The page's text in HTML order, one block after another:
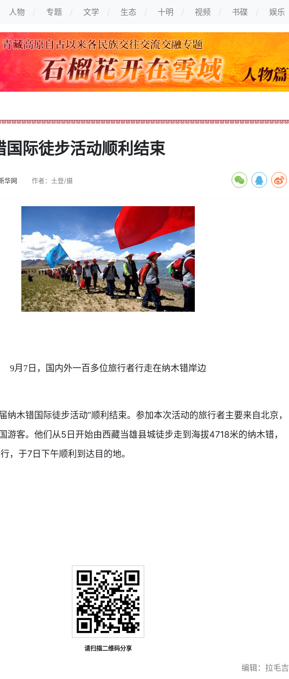
人物 专题 文学 生态 十明 视频 书碟 娱乐
国际徒步活动顺利结束
华网 作者：土登/摄
9月7日，国内外一百多位旅行者行走在纳木错岸边
纳木错国际徒步活动”顺利结束。参加本次活动的旅行者主要来自北京，
游客。他们从5日开始由西藏当雄县城徒步走到海拔4718米的纳木错，
，于7日下午顺利到达目的地。
请扫描二维码分享
编辑：拉毛吉